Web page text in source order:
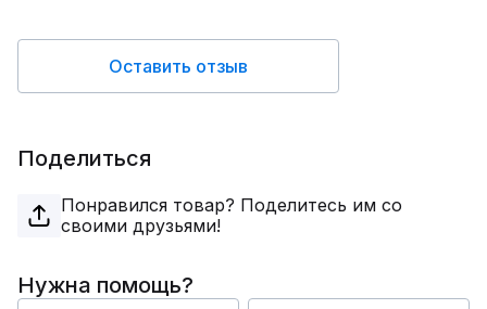
Оставить отзыв
Поделиться
Понравился товар? Поделитесь им со
своими друзьями!
Нужна помощь?